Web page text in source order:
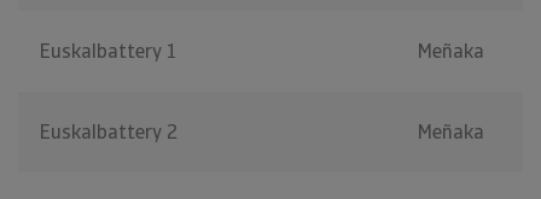
Euskalbattery 1 Meñaka
Euskalbattery 2 Meñaka